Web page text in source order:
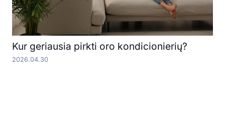
Kur geriausia pirkti oro kondicionierių?
2026.04.30